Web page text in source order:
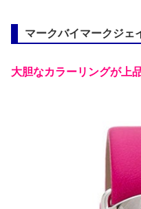
マークバイマークジ
大胆なカラーリングが上